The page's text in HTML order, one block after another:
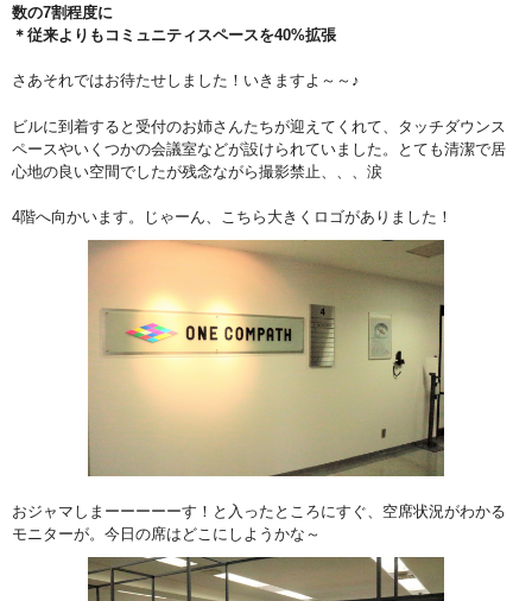
数の7割程度に
＊従来よりもコミュニティスペースを40%拡張
さあそれではお待たせしました！いきますよ～～♪
ビルに到着すると受付のお姉さんたちが迎えてくれて、タッチダウンス
ペースやいくつかの会議室などが設けられていました。とても清潔で居
心地の良い空間でしたが残念ながら撮影禁止、、、涙
4階へ向かいます。じゃーん、こちら大きくロゴがありました！
おジャマしまーーーーーす！と入ったところにすぐ、空席状況がわかる
モニターが。今日の席はどこにしようかな～